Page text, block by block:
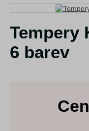
Tempery
6 barev